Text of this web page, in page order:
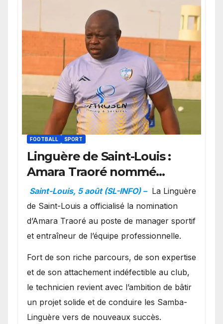
FOOTBALL SPORT
Linguère de Saint-Louis :
Amara Traoré nommé
manager sportif et
entraîneur de l’équipe
Saint-Louis, 5 août (SL-INFO) – La Linguère
de Saint-Louis a officialisé la nomination
d’Amara Traoré au poste de manager sportif
et entraîneur de l’équipe professionnelle.
Fort de son riche parcours, de son expertise
et de son attachement indéfectible au club,
le technicien revient avec l’ambition de bâtir
un projet solide et de conduire les Samba-
Linguère vers de nouveaux succès.